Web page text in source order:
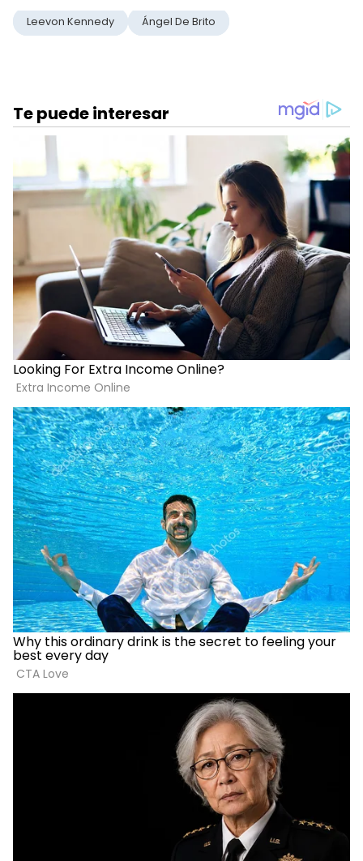
Leevon Kennedy Ángel De Brito